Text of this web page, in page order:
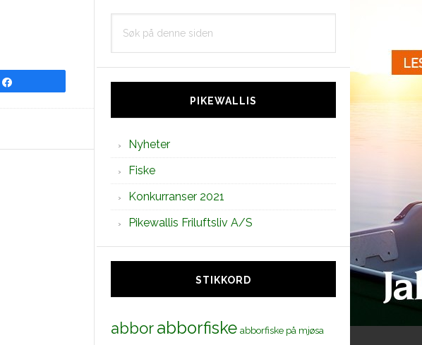
PIKEWALLIS
Nyheter
Fiske
Konkurranser 2021
Pikewallis Friluftsliv A/S
STIKKORD
abborabborfiske abborfiske på mjøsa